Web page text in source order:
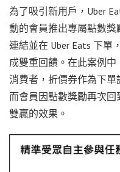
為了吸引新用戶，Uber
動的會員推出專屬點數獎
連結並在 Uber Eats 下單
成雙重回饋。在此案例中
消費者，折價券作為下單
而會員因點數獎勵再次
雙贏的效果。